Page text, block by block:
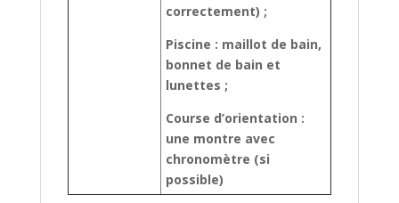
correctement) ;
Piscine : maillot de bain,
bonnet de bain et
lunettes ;
Course d’orientation :
une montre avec
chronomètre (si
possible)